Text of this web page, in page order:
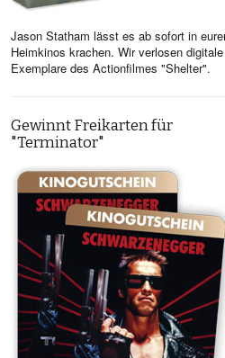
Jason Statham lässt es ab sofort in
Heimkinos krachen. Wir verlosen digitale
Exemplare des Actionfilmes "Shelter".
Gewinnt Freikarten für
"Terminator"